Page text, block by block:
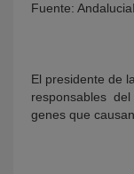
Fuente:
El presidente de
responsables
genes que